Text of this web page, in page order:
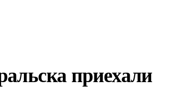
приехали